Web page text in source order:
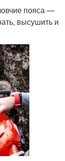
пояса —
высушить и